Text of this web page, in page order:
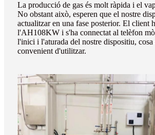
La producció de gas és molt ràpida i el
No obstant això, esperen que el nostre
actualitzar en una fase posterior. El client
l'AH108KW i s'ha connectat al telèfon
l'inici i l'aturada del nostre dispositiu, cosa
convenient d'utilitzar.